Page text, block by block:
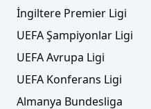
İngiltere Premier Ligi
UEFA Şampiyonlar Ligi
UEFA Avrupa Ligi
UEFA Konferans Ligi
Almanya Bundesliga